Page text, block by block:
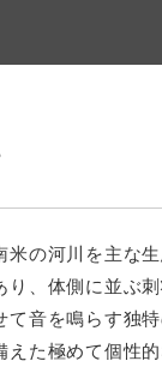
米の河川を主な
り、体側に並ぶ刺
て音を鳴らす独
えた極めて個性